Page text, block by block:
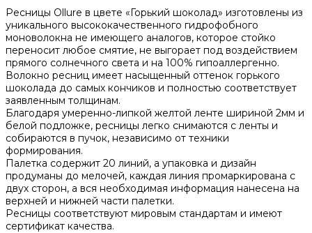
Ресницы Ollure в цвете «Горький шоколад» изготовлены из
уникального высококачественного гидрофобного
моноволокна не имеющего аналогов, которое стойко
переносит любое смятие, не выгорает под воздействием
прямого солнечного света и на 100% гипоаллергенно.
Волокно ресниц имеет насыщенный оттенок горького
шоколада до самых кончиков и полностью соответствует
заявленным толщинам.
Благодаря умеренно-липкой желтой ленте шириной 2мм и
белой подложке, ресницы легко снимаются с ленты и
собираются в пучок, независимо от техники
формирования.
Палетка содержит 20 линий, а упаковка и дизайн
продуманы до мелочей, каждая линия промаркирована с
двух сторон, а вся необходимая информация нанесена на
верхней и нижней части палетки.
Ресницы соответствуют мировым стандартам и имеют
сертификат качества.